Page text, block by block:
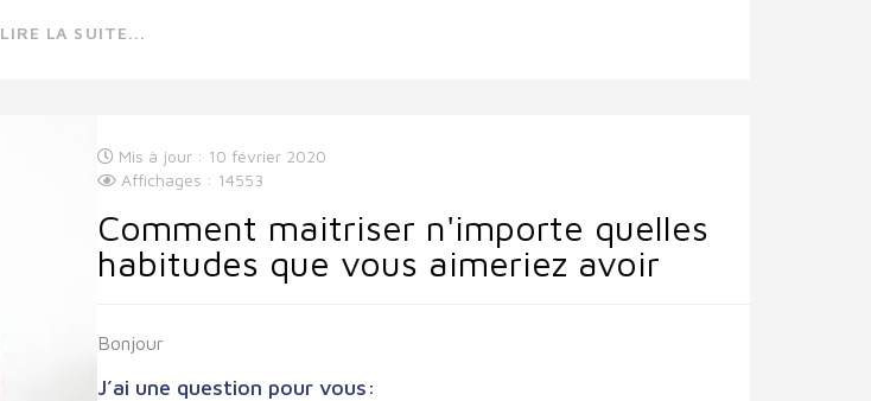
LIRE LA SUITE...
Mis à jour : 10 février 2020
Affichages : 14553
Comment maitriser n'importe quelles
habitudes que vous aimeriez avoir
Bonjour
J’ai une question pour vous: